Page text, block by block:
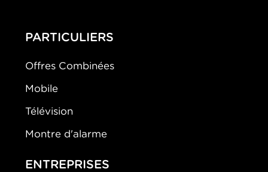
PARTICULIERS
Offres Combinées
Mobile
Télévision
Montre d'alarme
ENTREPRISES